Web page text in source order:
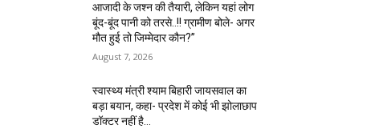
आजादी के जश्न की तैयारी, लेकिन यहां लोग
बूंद-बूंद पानी को तरसे..!! ग्रामीण बोले- अगर
मौत हुई तो जिम्मेदार कौन?”
August 7, 2026
स्वास्थ्य मंत्री श्याम बिहारी जायसवाल का
बड़ा बयान, कहा- प्रदेश में कोई भी झोलाछाप
डॉक्टर नहीं है…